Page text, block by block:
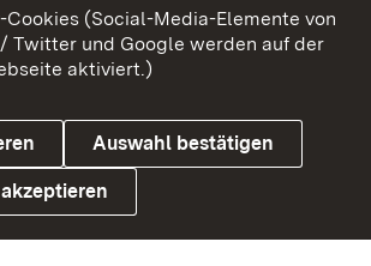
Barrierefreiheit
Cookies
(Social-Media-Elemente von
Twitter und Google werden auf der
aktiviert.)
Auswahl bestätigen